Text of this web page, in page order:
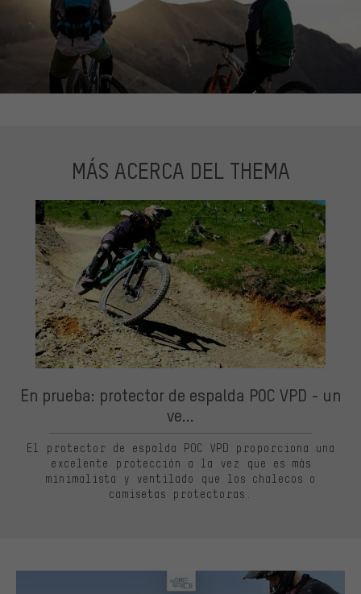
MÁS ACERCA DEL THEMA
En prueba: protector de espalda POC VPD - un
ve...
El protector de espalda POC VPD proporciona una
excelente protección a la vez que es más
minimalista y ventilado que los chalecos o
camisetas protectoras.